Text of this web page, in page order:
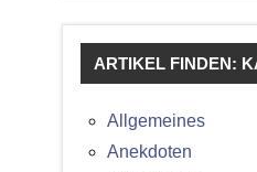
ARTIKEL FINDEN:
Allgemeines
Anekdoten